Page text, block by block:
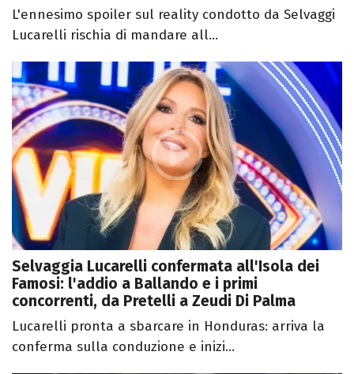
L'ennesimo spoiler sul reality condotto da Selvaggi
Lucarelli rischia di mandare all...
Selvaggia Lucarelli confermata all'Isola dei
Famosi: l'addio a Ballando e i primi
concorrenti, da Pretelli a Zeudi Di Palma
Lucarelli pronta a sbarcare in Honduras: arriva la
conferma sulla conduzione e inizi...